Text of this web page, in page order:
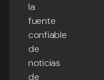
la
fuente
confiable
de
noticias
de